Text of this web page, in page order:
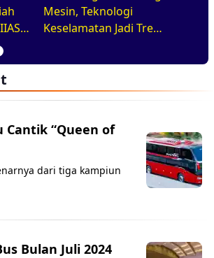
Mesin, Teknologi
Keselamatan Jadi Tren
Cantik “Queen of
dari tiga kampiun
Bulan Juli 2024